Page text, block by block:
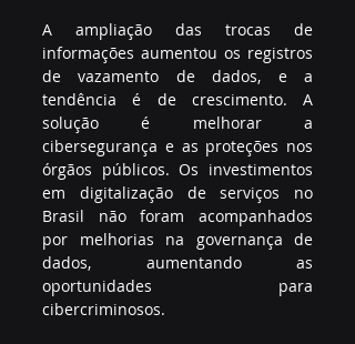
A ampliação das trocas de
informações aumentou os registros
de vazamento de dados, e a
tendência é de crescimento. A
solução é melhorar a
cibersegurança e as proteções nos
órgãos públicos. Os investimentos
em digitalização de serviços no
Brasil não foram acompanhados
por melhorias na governança de
dados, aumentando as
oportunidades para
cibercriminosos.